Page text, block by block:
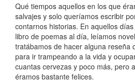
Qué tiempos aquellos en los que
salvajes y solo queríamos escribir
contarnos historias. En aquellos
libro de poemas al día, leíamos
tratábamos de hacer alguna reseña
para ir trampeando a la vida y
cuantas cervezas y poco más, pero
éramos bastante felices.